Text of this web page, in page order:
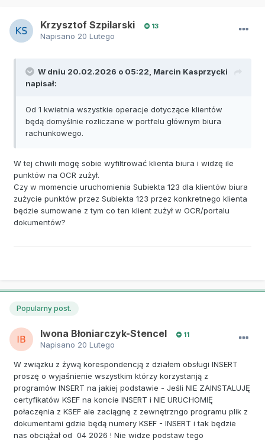
Krzysztof Szpilarski 13
Napisano 20 Lutego
W dniu 20.02.2026 o 05:22, Marcin Kasprzycki
napisał:
Od 1 kwietnia wszystkie operacje dotyczące klientów
będą domyślnie rozliczane w portfelu głównym biura
rachunkowego.
W tej chwili mogę sobie wyfiltrować klienta biura i widzę ile
punktów na OCR zużył.
Czy w momencie uruchomienia Subiekta 123 dla klientów biura
zużycie punktów przez Subiekta 123 przez konkretnego klienta
będzie sumowane z tym co ten klient zużył w OCR/portalu
dokumentów?
Popularny post.
Iwona Błoniarczyk-Stencel 11
Napisano 20 Lutego
W związku z żywą korespondencją z działem obsługi INSERT
proszę o wyjaśnienie wszystkim którzy korzystanją z
programów INSERT na jakiej podstawie - Jeśli NIE ZAINSTALUJĘ
certyfikatów KSEF na koncie INSERT i NIE URUCHOMIĘ
połaczęnia z KSEF ale zaciągnę z zewnętrzngo programu plik z
dokumentami gdzie będą numery KSEF - INSERT i tak będzie
nas obciążał od 04 2026 ! Nie widze podstaw tego